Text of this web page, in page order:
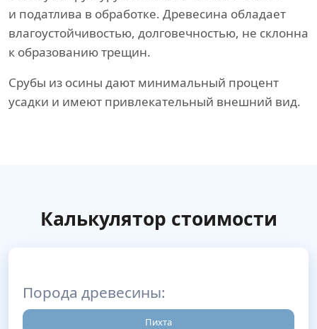
и податлива в обработке. Древесина обладает
влагоустойчивостью, долговечностью, не склонна
к образованию трещин.
Срубы из осины дают минимальный процент
усадки и имеют привлекательный внешний вид.
Калькулятор стоимости
Порода древесины:
Пихта